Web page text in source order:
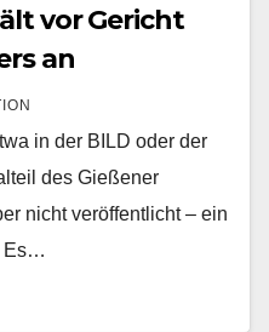
vor Gericht
an
in der BILD oder der
des Gießener
nicht veröffentlicht – ein
Es…